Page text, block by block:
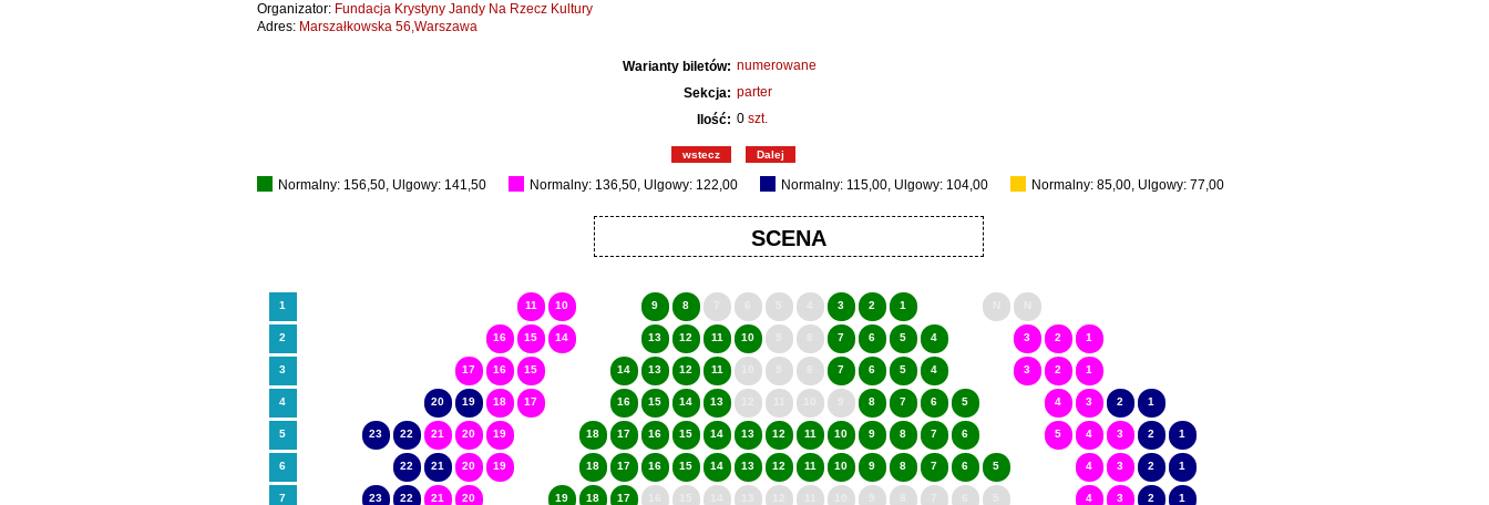
Organizator: Fundacja Krystyny Jandy Na Rzecz Kultury
Adres: Marszałkowska 56,Warszawa
Warianty biletów: numerowane
Sekcja: parter
Ilość: 0szt.
wstecz Dalej
Normalny: 156,50, Ulgowy: 141,50 Normalny: 136,50, Ulgowy: 122,00 Normalny: 115,00, Ulgowy: 104,00 Normalny: 85,00, Ulgowy: 77,00
SCENA
1 11 10 9 8 3 2 1
2 16 15 14 13 12 11 10 7 6 5 4 3 2 1
3 17 16 15 14 13 12 11 7 6 5 4 3 2 1
4 20 19 18 17 16 15 14 13 8 7 6 5 4 3 2 1
5 23 22 21 20 19 18 17 16 15 14 13 12 11 10 9 8 7 6 5 4 3 2 1
6 22 21 20 19 18 17 16 15 14 13 12 11 10 9 8 7 6 5 4 3 2 1
7 23 22 21 20 19 18 17 4 3 2 1